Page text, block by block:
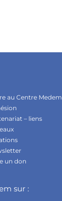
au Centre Medem
– liens
un don
sur :